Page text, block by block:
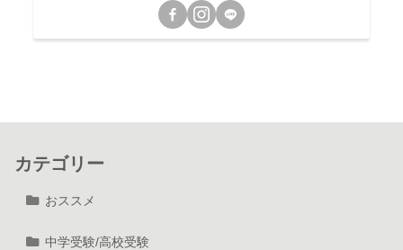
カテゴリー
おススメ
中学受験/高校受験